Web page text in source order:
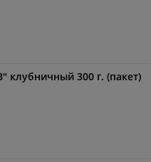
300 г. (пакет)